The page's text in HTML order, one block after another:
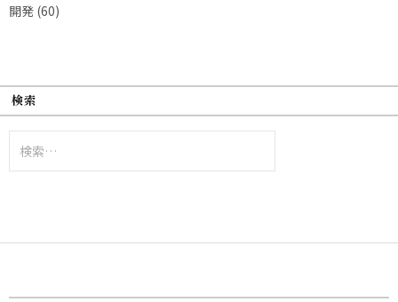
開発 (60)
検索
索: